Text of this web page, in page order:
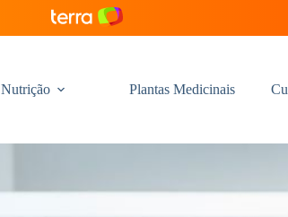
Nutrição Plantas Medicinais